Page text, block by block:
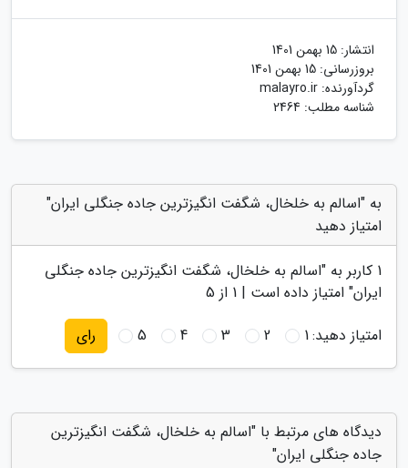
انتشار: 15 بهمن 1401
بروزرسانی: 15 بهمن 1401
گردآورنده: malayro.ir
شناسه مطلب: 2464
به "اسالم به خلخال، شگفت انگیزترین جاده جنگلی ایران"
امتیاز دهید
1 کاربر به "اسالم به خلخال، شگفت انگیزترین جاده جنگلی
ایران" امتیاز داده است | 1 از 5
امتیاز دهید:1
2
3
4
5 رای
دیدگاه های مرتبط با "اسالم به خلخال، شگفت انگیزترین
جاده جنگلی ایران"